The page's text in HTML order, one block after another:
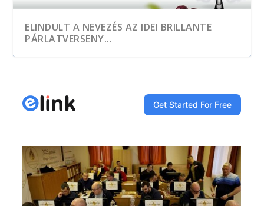
ELINDULT A NEVEZÉS AZ IDEI BRILLANTE
PÁRLATVERSENY...